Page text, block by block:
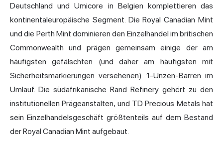
Deutschland und Umicore in Belgien komplettieren das
kontinentaleuropäische Segment. Die Royal Canadian Mint
und die Perth Mint dominieren den Einzelhandel im britischen
Commonwealth und prägen gemeinsam einige der am
häufigsten gefälschten (und daher am häufigsten mit
Sicherheitsmarkierungen versehenen) 1-Unzen-Barren im
Umlauf. Die südafrikanische Rand Refinery gehört zu den
institutionellen Prägeanstalten, und TD Precious Metals hat
sein Einzelhandelsgeschäft größtenteils auf dem Bestand
der Royal Canadian Mint aufgebaut.